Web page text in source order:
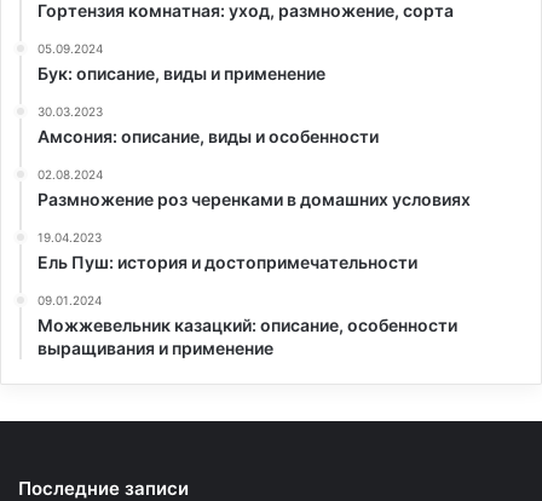
Гортензия комнатная: уход, размножение, сорта
05.09.2024
Бук: описание, виды и применение
30.03.2023
Амсония: описание, виды и особенности
02.08.2024
Размножение роз черенками в домашних условиях
19.04.2023
Ель Пуш: история и достопримечательности
09.01.2024
Можжевельник казацкий: описание, особенности
выращивания и применение
Последние записи